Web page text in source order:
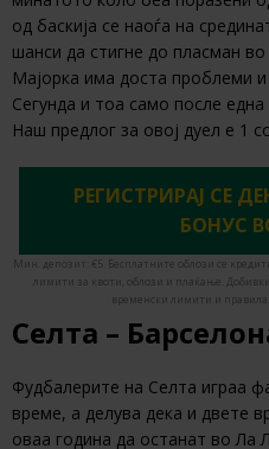
од баскија се наоѓа на
шанси да стигне до пласман
Мајорка има доста проблеми
Сегунда и тоа само после
Наш предлог за овој дуел е 1
РЕГИСТРИРАЈ СЕ
БОНУС
Мин. депозит: €5. Бесплатните облози се
лимити за квоти, облози и плаќање.
временски лимити и
Селта –
Фудбалерите на Селта играа
време, а делува дека и двете
оваа година да останат во Ла